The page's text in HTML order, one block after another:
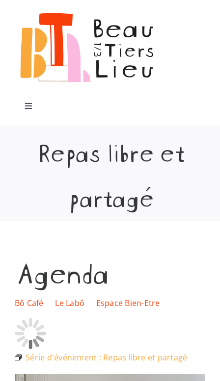
contenu
Toggle
Notre projet
Programme
Ressources
Nous soutenir
Nous trouver
Repas libre et
partagé
Agenda
Bô Café Le Labô Espace Bien-Etre
Série d'événement : Repas libre et partagé